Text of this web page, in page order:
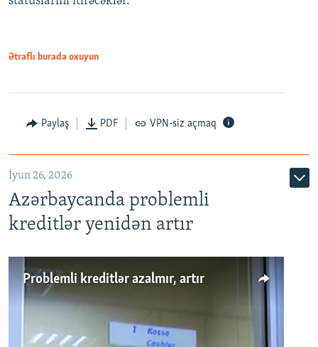
Auto 240p 360p 480p
720p 1080p
Ətraflı burada oxuyun
Paylaş PDF VPN-siz açmaq
İyun 26, 2026
Azərbaycanda problemli
kreditlər yenidən artır
Problemli kreditlər azalmır, artır